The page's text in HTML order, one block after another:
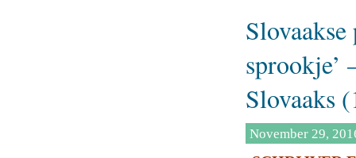
Slovaakse
sprookje’
Slovaaks
November 29,